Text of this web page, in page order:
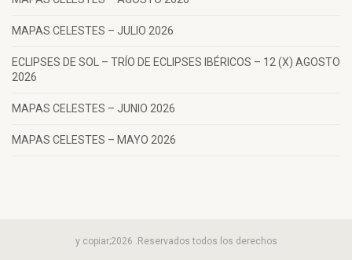
MAPAS CELESTES – JULIO 2026
ECLIPSES DE SOL – TRÍO DE ECLIPSES IBÉRICOS – 12 (X) AGOSTO
2026
MAPAS CELESTES – JUNIO 2026
MAPAS CELESTES – MAYO 2026
y copiar;2026 .Reservados todos los derechos